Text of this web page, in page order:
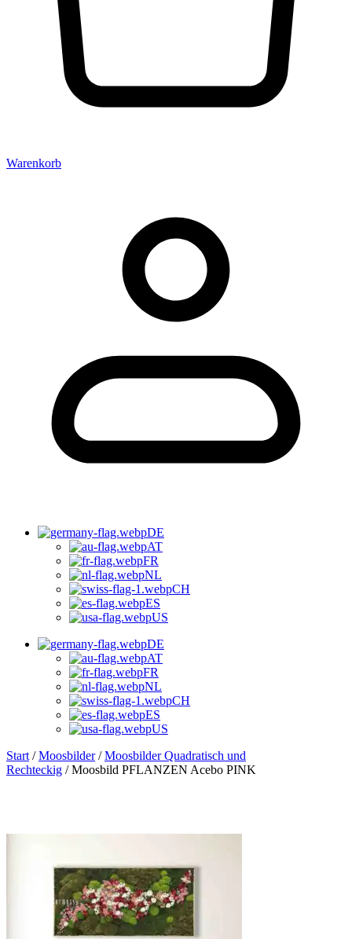
Warenkorb
DE
AT
FR
NL
CH
ES
US
DE
AT
FR
NL
CH
ES
US
Start /Moosbilder/Moosbilder Quadratisch und
Rechteckig / Moosbild PFLANZEN Acebo PINK